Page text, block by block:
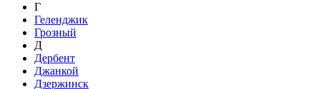
Г
Геленджик
Грозный
Д
Дербент
Джанкой
Дзержинск